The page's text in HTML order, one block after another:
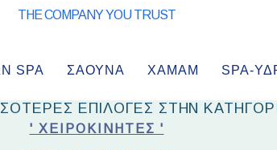
THE COMPANY YOU TRUST
SPA ΣΑΟΥΝΑ ΧΑΜΑΜ SPA-
ΕΠΙΛΟΓΕΣ ΣΤΗΝ
' ΧΕΙΡΟΚΊΝΗΤΕΣ '